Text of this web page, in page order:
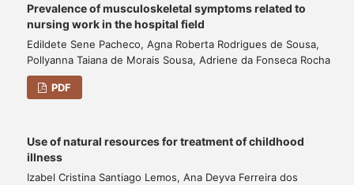
Prevalence of musculoskeletal symptoms related to
nursing work in the hospital field
Edildete Sene Pacheco, Agna Roberta Rodrigues de Sousa,
Pollyanna Taiana de Morais Sousa, Adriene da Fonseca Rocha
PDF
Use of natural resources for treatment of childhood
illness
Izabel Cristina Santiago Lemos, Ana Deyva Ferreira dos